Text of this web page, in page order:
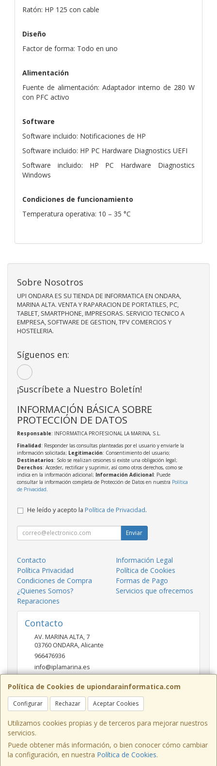
Ratón: HP 125 con cable
Diseño
Factor de forma: Todo en uno
Alimentación
Fuente de alimentación: Adaptador interno de 280 W
con PFC activo
Software
Software incluido: Notificaciones de HP
Software incluido: HP PC Hardware Diagnostics UEFI
Software incluido: HP PC Hardware Diagnostics
Windows
Condiciones de funcionamiento
Temperatura operativa: 10 – 35 °C
Política de Cookies de upiondarainformatica.com
Configurar Rechazar Aceptar Cookies
Utilizamos cookies propias y de terceros para mejorar nuestros
servicios.
Puede obtener más información, o bien conocer cómo cambiar
la configuración, en nuestra Política de Cookies.
Sobre Nosotros
UPI ONDARA ES SU TIENDA DE INFORMATICA EN ONDARA,
MARINA ALTA. VENTA Y RAPARACION DE PORTATILES, PC,
TABLET, SMARTPHONE, IMPRESORAS. SERVICIO TECNICO A
EMPRESA, SOFTWARE DE GESTION, TPV COMERCIOS Y
HOSTELERIA.
Síguenos en:
¡Suscríbete a Nuestro Boletín!
INFORMACIÓN BÁSICA SOBRE
PROTECCIÓN DE DATOS
Responsable: INFORMATICA PROFESIONAL LA MARINA, S.L.
Finalidad: Responder las consultas planteadas por el usuario y enviarle la
información solicitada; Legitimación: Consentimiento del usuario;
Destinatarios: Solo se realizan cesiones si existe una obligación legal;
Derechos: Acceder, rectificar y suprimir, así como otros derechos, como se
indica en la información adicional; Información Adicional: Puede
consultar la información completa de Protección de Datos en nuestra Política
de Privacidad
He leído y acepto la Política de Privacidad.
Enviar
Contacto
Información Legal
Política Privacidad
Política de Cookies
Condiciones de Compra
Formas de Pago
¿Quienes Somos?
Servicios que ofrecemos
Reparaciones
Contacto
AV. MARINA ALTA, 7
03760 ONDARA,Alicante
966476936
info@iplamarina.es
Horario
LUNES - VIERNES 9:30h-14:00h 16:30h-20:30h SÁBADOS
10:00h-14:00h
, , , , España. - C.I.F.: B54081815 - Tfno: